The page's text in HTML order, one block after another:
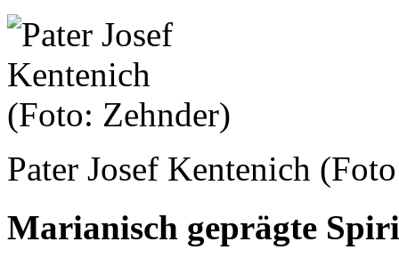
Pater Josef Kentenich
Marianisch geprägte